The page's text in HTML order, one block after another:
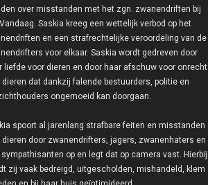
over misstanden met het zgn. zwanendriften bij
Saskia kreeg een wettelijk verbod op het
en een strafrechtelijke veroordeling van de
voor elkaar. Saskia wordt gedreven door
liefde voor dieren en door haar afschuw voor onrecht
dat dankzij falende bestuurders, politie en
ongemoeid kan doorgaan.
spoort al jarenlang strafbare feiten en misstanden
dieren door zwanendrifters, jagers, zwanenhaters en
sympathisanten op en legt dat op camera vast. Hierbij
zij vaak bedreigd, uitgescholden, mishandeld, klem